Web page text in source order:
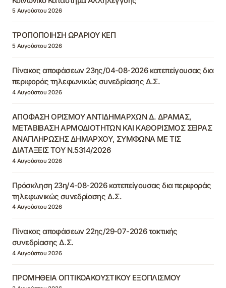
5 Αυγούστου 2026
ΤΡΟΠΟΠΟΙΗΣΗ ΩΡΑΡΙΟΥ ΚΕΠ
5 Αυγούστου 2026
Πίνακας αποφάσεων 23ης/04-08-2026 κατεπείγουσας δια
περιφοράς τηλεφωνικώς συνεδρίασης Δ.Σ.
4 Αυγούστου 2026
ΑΠΟΦΑΣΗ ΟΡΙΣΜΟΥ ΑΝΤΙΔΗΜΑΡΧΩΝ Δ. ΔΡΑΜΑΣ,
ΜΕΤΑΒΙΒΑΣΗ ΑΡΜΟΔΙΟΤΗΤΩΝ ΚΑΙ ΚΑΘΟΡΙΣΜΟΣ ΣΕΙΡΑΣ
ΑΝΑΠΛΗΡΩΣΗΣ ΔΗΜΑΡΧΟΥ, ΣΥΜΦΩΝΑ ΜΕ ΤΙΣ
ΔΙΑΤΑΞΕΙΣ ΤΟΥ Ν.5314/2026
4 Αυγούστου 2026
Πρόσκληση 23η/4-08-2026 κατεπείγουσας δια περιφοράς
τηλεφωνικώς συνεδρίασης Δ.Σ.
4 Αυγούστου 2026
Πίνακας αποφάσεων 22ης/29-07-2026 τακτικής
συνεδρίασης Δ.Σ.
4 Αυγούστου 2026
ΠΡΟΜΗΘΕΙΑ ΟΠΤΙΚΟΑΚΟΥΣΤΙΚΟΥ ΕΞΟΠΛΙΣΜΟΥ